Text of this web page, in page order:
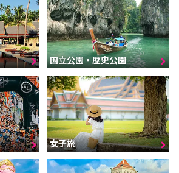
国立公園・歴史公園
女子旅